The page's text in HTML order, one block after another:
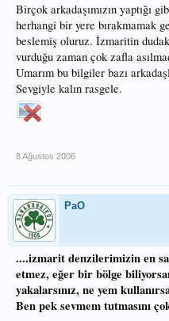
Birçok arkadaşımızın yaptığı
herhangi bir yere bırakmamak
beslemiş oluruz. İzmaritin
vurduğu zaman çok zafla
Umarım bu bilgiler bazı
Sevgiyle kalın rasgele.
8 Ağustos 2006
PaO
....izmarit denzilerimizin en
etmez, eğer bir bölge
yakalarsınız, ne yem
Ben pek sevmem tutmasını